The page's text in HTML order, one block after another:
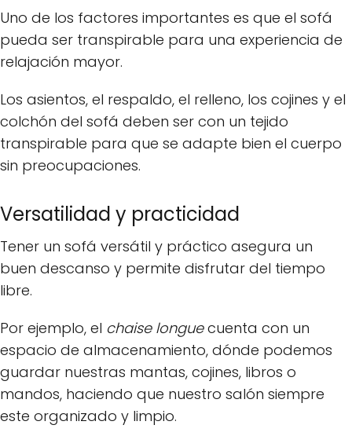
Uno de los factores importantes es que el sofá
pueda ser transpirable para una experiencia de
relajación mayor.
Los asientos, el respaldo, el relleno, los cojines y el
colchón del sofá deben ser con un tejido
transpirable para que se adapte bien el cuerpo
sin preocupaciones.
Versatilidad y practicidad
Tener un sofá versátil y práctico asegura un
buen descanso y permite disfrutar del tiempo
libre.
Por ejemplo, el chaise longuecuenta con un
espacio de almacenamiento, dónde podemos
guardar nuestras mantas, cojines, libros o
mandos, haciendo que nuestro salón siempre
este organizado y limpio.